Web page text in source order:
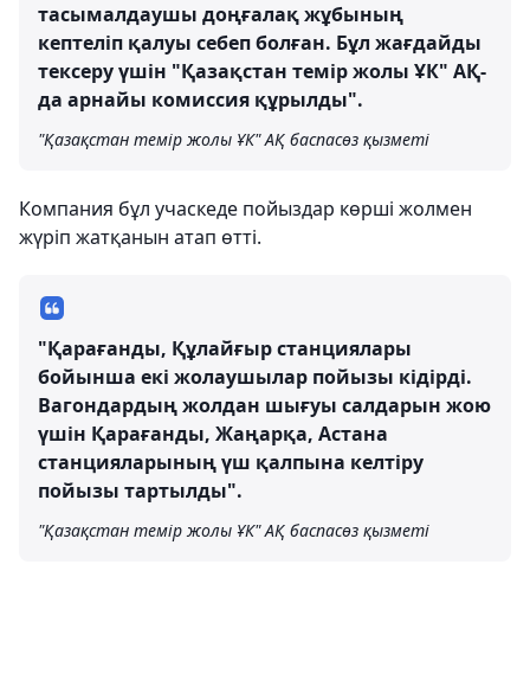
тасымалдаушы доңғалақ жұбының
кептеліп қалуы себеп болған. Бұл жағдайды
тексеру үшін "Қазақстан темір жолы ҰК" АҚ-
да арнайы комиссия құрылды".
"Қазақстан темір жолы ҰК" АҚ баспасөз қызметі
Компания бұл учаскеде пойыздар көрші жолмен
жүріп жатқанын атап өтті.
"Қарағанды, Құлайғыр станциялары
бойынша екі жолаушылар пойызы кідірді.
Вагондардың жолдан шығуы салдарын жою
үшін Қарағанды, Жаңарқа, Астана
станцияларының үш қалпына келтіру
пойызы тартылды".
"Қазақстан темір жолы ҰК" АҚ баспасөз қызметі